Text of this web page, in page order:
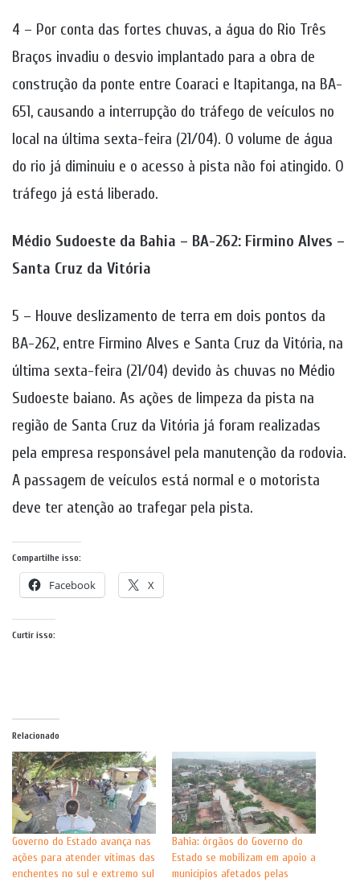
4 – Por conta das fortes chuvas, a água do Rio Três
Braços invadiu o desvio implantado para a obra de
construção da ponte entre Coaraci e Itapitanga, na BA-
651, causando a interrupção do tráfego de veículos no
local na última sexta-feira (21/04). O volume de água
do rio já diminuiu e o acesso à pista não foi atingido. O
tráfego já está liberado.
Médio Sudoeste da Bahia – BA-262: Firmino Alves –
Santa Cruz da Vitória
5 – Houve deslizamento de terra em dois pontos da
BA-262, entre Firmino Alves e Santa Cruz da Vitória, na
última sexta-feira (21/04) devido às chuvas no Médio
Sudoeste baiano. As ações de limpeza da pista na
região de Santa Cruz da Vitória já foram realizadas
pela empresa responsável pela manutenção da rodovia.
A passagem de veículos está normal e o motorista
deve ter atenção ao trafegar pela pista.
Compartilhe isso:
Facebook X
Curtir isso:
Relacionado
Governo do Estado avança nas
ações para atender vítimas das
enchentes no sul e extremo sul
Bahia: órgãos do Governo do
Estado se mobilizam em apoio a
municípios afetados pelas